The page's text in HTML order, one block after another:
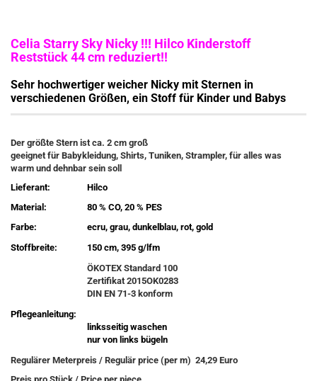
Celia Starry Sky Nicky !!! Hilco Kinderstoff
Reststück 44 cm reduziert!!
Sehr hochwertiger weicher Nicky mit Sternen in
verschiedenen Größen, ein Stoff für Kinder und Babys
Der größte Stern ist ca. 2 cm groß
geeignet für Babykleidung, Shirts, Tuniken, Strampler, für alles was
warm und dehnbar sein soll
Lieferant:
Hilco
Material:
80 % CO, 20 % PES
Farbe:
ecru, grau, dunkelblau, rot, gold
Stoffbreite:
150 cm, 395 g/lfm
ÖKOTEX Standard 100
Zertifikat 2015OK0283
DIN EN 71-3 konform
Pflegeanleitung:
linksseitig waschen
nur von links bügeln
Regulärer Meterpreis / Regulär price (per m) 24,29 Euro